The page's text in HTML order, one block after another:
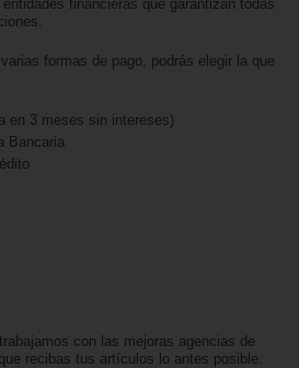
financieras que garantizan todas
formas de pago, podrás elegir la que
en 3 meses sin intereses)
Bancaria
con las mejoras agencias de
recibas tus artículos lo antes posible.